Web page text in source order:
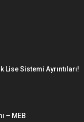
Lise Sistemi Ayrıntıları!
– MEB